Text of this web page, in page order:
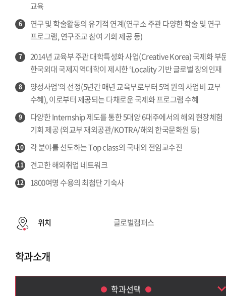
교육
6
연구 및 학술활동의 유기적 연계(연구소 주관 다양한 학술 및 연구
프로그램, 연구조교 참여 기회 제공 등)
7
2014년 교육부 주관 대학특성화 사업(Creative Korea) 국제화 부
한국외대 국제지역대학이 제시한 ‘Locality 기반 글로벌 창의인재
8
양성사업’의 선정(5년간 매년 교육부로부터 5억 원의 사업비 교부
수혜), 이로부터 제공되는 다채로운 국제화 프로그램 수혜
9
다양한 Internship 제도를 통한 5대양 6대주에서의 해외 현장체험
기회 제공 (외교부 재외공관/KOTRA/해외 한국문화원 등)
10 각 분야를 선도하는 Top class의 국내외 전임교수진
11 견고한 해외취업 네트워크
12 1800여명 수용의 최첨단 기숙사
위치 글로벌캠퍼스
학과소개
학과선택